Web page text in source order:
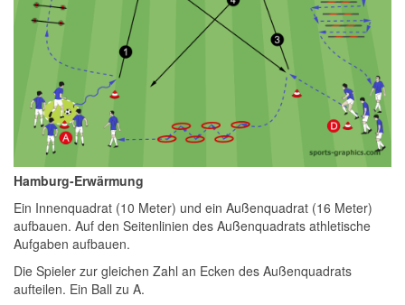
Hamburg-Erwärmung
Ein Innenquadrat (10 Meter) und ein Außenquadrat (16 Meter)
aufbauen. Auf den Seitenlinien des Außenquadrats athletische
Aufgaben aufbauen.
Die Spieler zur gleichen Zahl an Ecken des Außenquadrats
aufteilen. Ein Ball zu A.